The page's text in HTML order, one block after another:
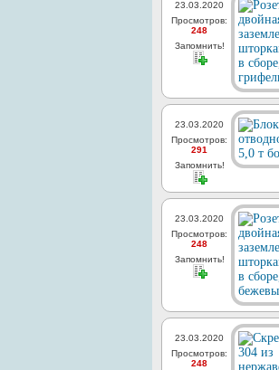
23.03.2020
Просмотров:
248
Запомнить!
23.03.2020
Просмотров:
291
Запомнить!
23.03.2020
Просмотров:
248
Запомнить!
23.03.2020
Просмотров:
248